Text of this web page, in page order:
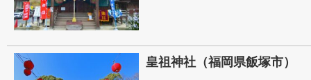
皇祖神社（福岡県飯塚市）